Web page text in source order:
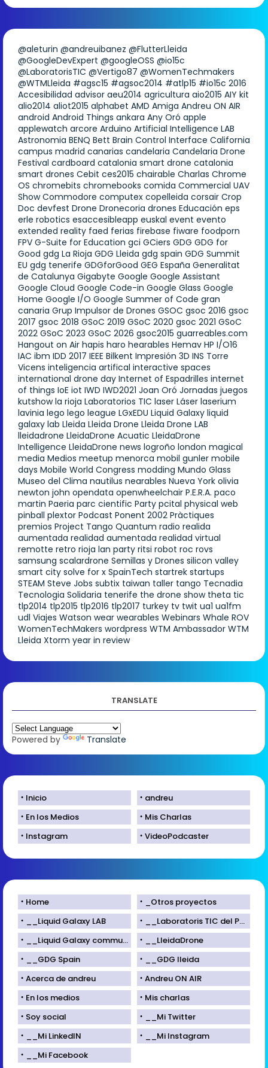
@aleturin @andreuibanez @FlutterLleida
@GoogleDevExpert @googleOSS @io15c
@LaboratorisTIC @Vertigo87 @WomenTechmakers
@WTMLleida #agsc15 #agsoc2014 #atlp15 #io15c 2016
Accesibilidad advisor aeu2014 agricultura aio2015 AIY kit
alio2014 aliot2015 alphabet AMD Amiga Andreu ON AIR
android Android Things ankara Any Oró apple
applewatch arcore Arduino Artificial Intelligence LAB
Astronomia BENQ Bett Brain Control Interface California
campus madrid canarias candelaria Candelaria Drone
Festival cardboard catalonia smart drone catalonia
smart drones Cebit ces2015 chairable Charlas Chrome
OS chromebits chromebooks comida Commercial UAV
Show Commodore computex copelleida corsair Crop
Doc devfest Drone Dronecoria drones Educación eps
erle robotics esaccesibleapp euskal event evento
extended reality faed ferias firebase fiware foodporn
FPV G-Suite for Education gci GCiers GDG GDG for
Good gdg La Rioja GDG Lleida gdg spain GDG Summit
EU gdg tenerife GDGforGood GEG España Generalitat
de Catalunya Gigabyte Google Google Assistant
Google Cloud Google Code-in Google Glass Google
Home Google I/O Google Summer of Code gran
canaria Grup Impulsor de Drones GSOC gsoc 2016 gsoc
2017 gsoc 2018 GSoC 2019 GSoC 2020 gsoc 2021 GSoC
2022 GSoC 2023 GSoC 2026 gsoc2015 guarreables.com
Hangout on Air hapis haro hearables Hemav HP I/O16
IAC ibm IDD 2017 IEEE Bilkent Impresión 3D INS Torre
Vicens inteligencia artifical interactive spaces
international drone day Internet of Espadrilles internet
of things IoE iot IWD IWD2021 Joan Oró Jornadas juegos
kutshow la rioja Laboratorios TIC laser Láser laserium
lavinia lego lego league LGxEDU Liquid Galaxy liquid
galaxy lab Lleida Lleida Drone Lleida Drone LAB
lleidadrone LleidaDrone Acuatic LleidaDrone
Intelligence LleidaDrone news logroño london magical
media Medios meetup menorca mobil gunler mobile
days Mobile World Congress modding Mundo Glass
Museo del Clima nautilus nearables Nueva York olivia
newton john opendata openwheelchair P.E.R.A. paco
martin Paeria parc cientific Party pcital physical web
pinball plextor Podcast Ponent 2002 Pràctiques
premios Project Tango Quantum radio realida
aumentada realidad aumentada realidad virtual
remotte retro rioja lan party ritsi robot roc rovs
samsung scalardrone Semillas y Drones silicon valley
smart city solve for x SpainTech startrek startups
STEAM Steve Jobs subtix taiwan taller tango Tecnadia
Tecnologia Solidaria tenerife the drone show theta tic
tlp2014 tlp2015 tlp2016 tlp2017 turkey tv twit ua1 ua1fm
udl Viajes Watson wear wearables Webinars Whale ROV
WomenTechMakers wordpress WTM Ambassador WTM
Lleida Xtorm year in review
TRANSLATE
Powered by Translate
Inicio
andreu
En los Medios
Mis Charlas
Instagram
VideoPodcaster
Home
_Otros proyectos
__Liquid Galaxy LAB
__Laboratoris TIC del Parc Científic de Lleida
__Liquid Galaxy community
__LleidaDrone
__GDG Spain
__GDG lleida
Acerca de andreu
Andreu ON AIR
En los medios
Mis charlas
Soy social
__Mi Twitter
__Mi LinkedIN
__Mi Instagram
__Mi Facebook